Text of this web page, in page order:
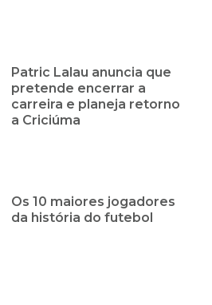
Patric Lalau anuncia que
pretende encerrar a
carreira e planeja retorno
a Criciúma
Os 10 maiores jogadores
da história do futebol